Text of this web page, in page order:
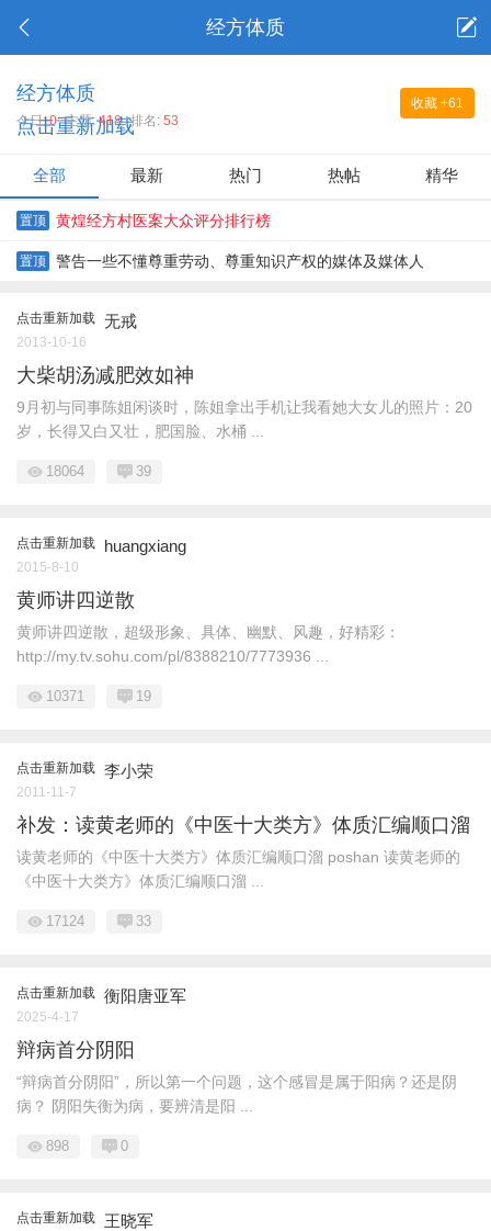
经方体质
收藏 +61
经方体质
点击重新加载
今日:0 主题:418 排名: 53
全部 最新 热门 热帖 精华
置顶 黄煌经方村医案大众评分排行榜
置顶 警告一些不懂尊重劳动、尊重知识产权的媒体及媒体人
点击重新加载 无戒
2013-10-16
大柴胡汤减肥效如神
9月初与同事陈姐闲谈时，陈姐拿出手机让我看她大女儿的照片：20
岁，长得又白又壮，肥国脸、水桶 ...
18064 39
点击重新加载 huangxiang
2015-8-10
黄师讲四逆散
黄师讲四逆散，超级形象、具体、幽默、风趣，好精彩：
http://my.tv.sohu.com/pl/8388210/7773936 ...
10371 19
点击重新加载 李小荣
2011-11-7
补发：读黄老师的《中医十大类方》体质汇编顺口溜
读黄老师的《中医十大类方》体质汇编顺口溜 poshan 读黄老师的
《中医十大类方》体质汇编顺口溜 ...
17124 33
点击重新加载 衡阳唐亚军
2025-4-17
辩病首分阴阳
“辩病首分阴阳”，所以第一个问题，这个感冒是属于阳病？还是阴
病？ 阴阳失衡为病，要辨清是阳 ...
898 0
点击重新加载 王晓军